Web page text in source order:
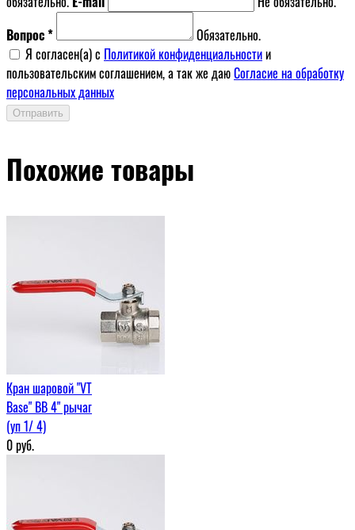
Вопрос *
Обязательно.
Я согласен(a) с Политикой конфиденциальностии
пользовательским соглашением, а так же даюСогласие на обработку
персональных данных
Отправить
Похожие товары
Кран шаровой "VT
Base" ВВ 4" рычаг
(уп 1/ 4)
0руб.